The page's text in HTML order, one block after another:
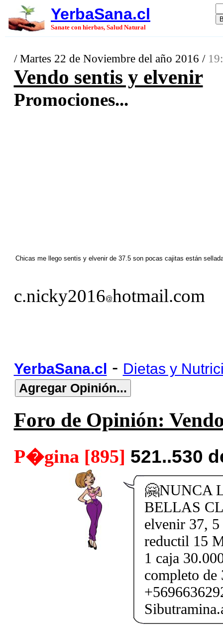
YerbaSana.cl
Sanate con hierbas, Salud Natural
/ Martes 22 de Noviembre del año 2016 /
Vendo sentis y elvenir
Promociones...
Chicas me llego sentis y elvenir de 37.5 son pocas cajitas están
c.nicky2016 hotmail.com
YerbaSana.cl - Dietas y
Foro de Opinión:
P�gina [895] 521..530
🤗NUNCA
BELLAS
elvenir 37,
reductil 15
1 caja
completo de